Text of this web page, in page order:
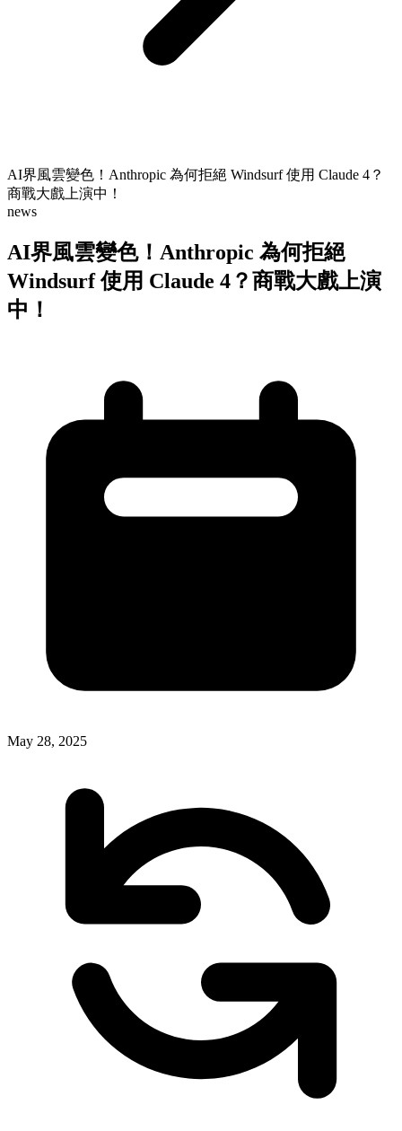
AI界風雲變色！Anthropic 為何拒絕 Windsurf 使用 Claude 4？
商戰大戲上演中！
news
AI界風雲變色！Anthropic 為何拒絕
Windsurf 使用 Claude 4？商戰大戲上演
中！
May 28, 2025